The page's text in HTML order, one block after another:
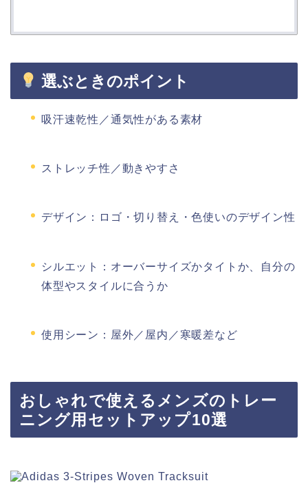
選ぶときのポイント
吸汗速乾性／通気性がある素材
ストレッチ性／動きやすさ
デザイン：ロゴ・切り替え・色使いのデザイン性
シルエット：オーバーサイズかタイトか、自分の
体型やスタイルに合うか
使用シーン：屋外／屋内／寒暖差など
おしゃれで使えるメンズのトレー
ニング用セットアップ10選